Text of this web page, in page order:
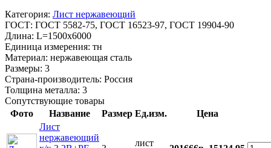
Категория: Лист нержавеющий
ГОСТ: ГОСТ 5582-75, ГОСТ 16523-97, ГОСТ 19904-90
Длина: L=1500x6000
Единица измерения: тн
Материал: нержавеющая сталь
Размеры: 3
Страна-производитель: Россия
Толщина металла: 3
Сопутствующие товары
Фото
Название Размер Ед.изм.
Цена
Лист
нержавеющий
лист